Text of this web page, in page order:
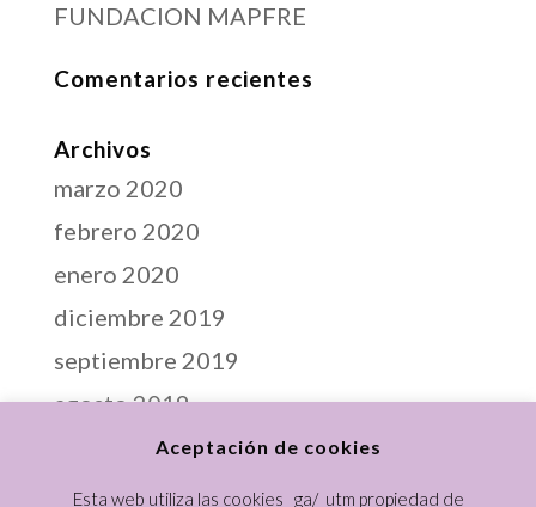
FUNDACION MAPFRE
Comentarios recientes
Archivos
marzo 2020
febrero 2020
enero 2020
diciembre 2019
septiembre 2019
agosto 2019
junio 2019
abril 2019
Aceptación de cookies
Esta web utiliza las cookies _ga/_utm propiedad de